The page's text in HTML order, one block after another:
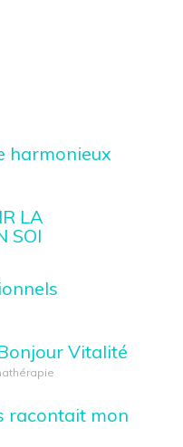
harmonieux
LA
SOI
Vitalité
racontait mon